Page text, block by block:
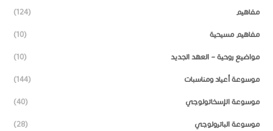
مفاهيم (124)
مفاهيم مسيحية (10)
مواضيع روحية – العهد الجديد (10)
موسوعة أعياد ومناسبات (144)
موسوعة الإسخاتولوجي (40)
موسوعة الباترولوجي (28)